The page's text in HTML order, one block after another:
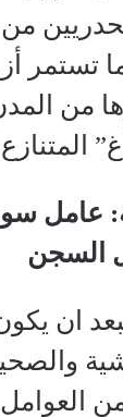
من
تستمر
من
المتنازع
عامل
السجن
ان
العوامل